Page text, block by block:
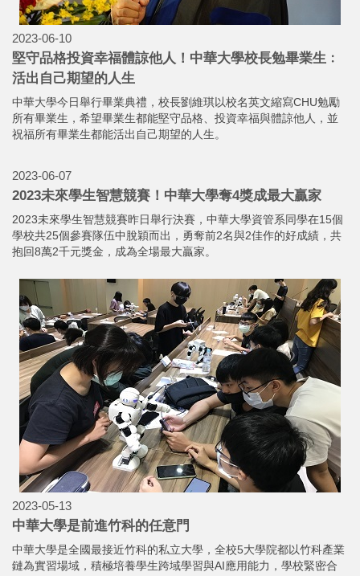
2023-06-10
堅守品格投資幸福體諒他人！中華大學校長勉畢業生﹕
活出自己期望的人生
中華大學今日舉行畢業典禮，校長劉維琪以校名英文縮寫CHU勉勵
所有畢業生，希望畢業生都能堅守品格、投資幸福與體諒他人，並
祝福所有畢業生都能活出自己期望的人生。
2023-06-07
2023未來學生智慧競賽！中華大學奪4獎成最大贏家
2023未來學生智慧競賽昨日舉行決賽，中華大學資管系同學在15個
學校共25個參賽隊伍中脫穎而出，勇奪前2名與2佳作的好成績，共
抱回8萬2千元獎金，成為全場最大贏家。